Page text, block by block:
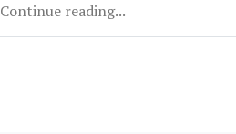
Continue reading...